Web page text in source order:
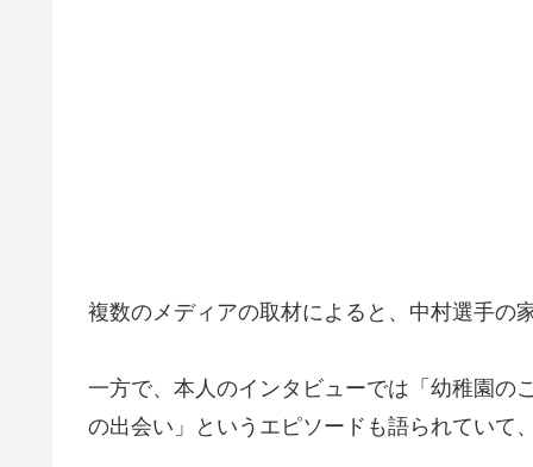
複数のメディアの取材によると、中村選手の
一方で、本人のインタビューでは「幼稚園の
の出会い」というエピソードも語られていて